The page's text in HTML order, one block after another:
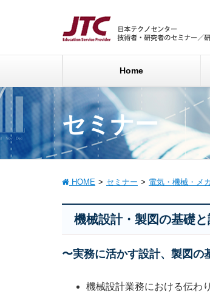
Home
セミナー
HOME セミナー 電気・機械・メ
機械設計・製図の基礎
〜実務に活かす設計、製図の
機械設計業務における伝わ